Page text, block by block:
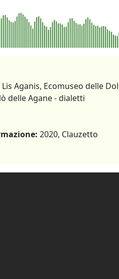
Aganis, Ecomuseo delle
delle Agane - dialetti
2020, Clauzetto